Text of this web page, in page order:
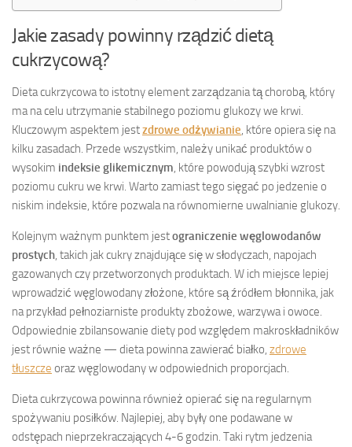
Jakie zasady powinny rządzić dietą
cukrzycową?
Dieta cukrzycowa to istotny element zarządzania tą chorobą, który
ma na celu utrzymanie stabilnego poziomu glukozy we krwi.
Kluczowym aspektem jestzdrowe odżywianie, które opiera się na
kilku zasadach. Przede wszystkim, należy unikać produktów o
wysokim indeksie glikemicznym, które powodują szybki wzrost
poziomu cukru we krwi. Warto zamiast tego sięgać po jedzenie o
niskim indeksie, które pozwala na równomierne uwalnianie glukozy.
Kolejnym ważnym punktem jestograniczenie węglowodanów
prostych, takich jak cukry znajdujące się w słodyczach, napojach
gazowanych czy przetworzonych produktach. W ich miejsce lepiej
wprowadzić węglowodany złożone, które są źródłem błonnika, jak
na przykład pełnoziarniste produkty zbożowe, warzywa i owoce.
Odpowiednie zbilansowanie diety pod względem makroskładników
jest równie ważne — dieta powinna zawierać białko, zdrowe
tłuszcze oraz węglowodany w odpowiednich proporcjach.
Dieta cukrzycowa powinna również opierać się na regularnym
spożywaniu posiłków. Najlepiej, aby były one podawane w
odstępach nieprzekraczających 4-6 godzin. Taki rytm jedzenia